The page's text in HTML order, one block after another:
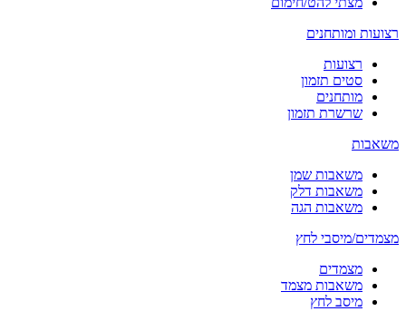
רצועות ומותחנים
רצועות
סטים תזמון
מותחנים
שרשרת תזמון
משאבות
משאבות שמן
משאבות דלק
משאבות הגה
מצמדים/מיסבי לחץ
מצמדים
משאבות מצמד
מיסב לחץ